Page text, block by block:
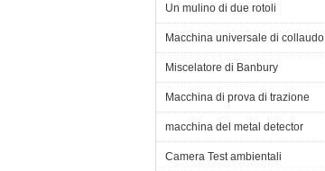
Un mulino di due rotoli
Macchina universale di collaudo
Miscelatore di Banbury
Macchina di prova di trazione
macchina del metal detector
Camera Test ambientali